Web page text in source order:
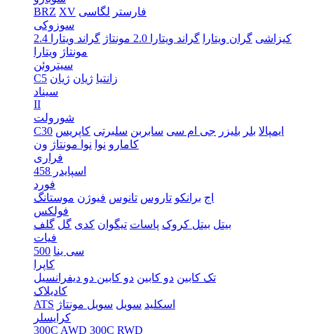
BRZ XV فارستر لگاسی
سوزوکی
کیزاشی گران ویتارا گراند ویتارا 2.0 مونتاژ
گراند ویتارا 2.4
مونتاژ ویتارا
سیتروئن
C5
زانتیا ژیان ژیان
سیناد
II
شورولت
C30
ایمپالا بلر بلیزر جی ام سی سابربن سلبرتی کاپریس
کامارو نوا نوا مونتاژ ون
فراری
اسپایدر 458
فورد
اج برانکو تاروس تانوس فیوژن موستانگ
فولکس
بیتل بیتل کروک پاسات تیگوان کدی گل گلف
فیات
500 سی ینا
کاپرا
تک کابین دو کابین دو کابین دو دیفرانسیل
کادیلاک
ATS
اسکلید سویل سویل مونتاژ
کرایسلر
300C AWD 300C RWD